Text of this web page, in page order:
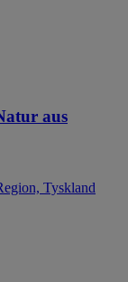
aus
Tyskland